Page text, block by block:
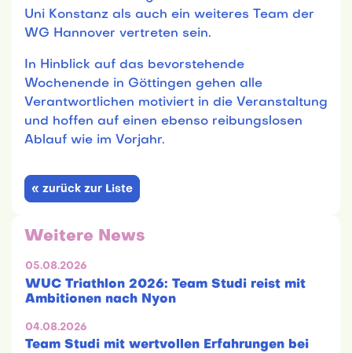
Uni Konstanz als auch ein weiteres Team der
WG Hannover vertreten sein.
In Hinblick auf das bevorstehende
Wochenende in Göttingen gehen alle
Verantwortlichen motiviert in die Veranstaltung
und hoffen auf einen ebenso reibungslosen
Ablauf wie im Vorjahr.
« zurück zur Liste
Weitere News
05.08.2026
WUC Triathlon 2026: Team Studi reist mit
Ambitionen nach Nyon
04.08.2026
Team Studi mit wertvollen Erfahrungen bei